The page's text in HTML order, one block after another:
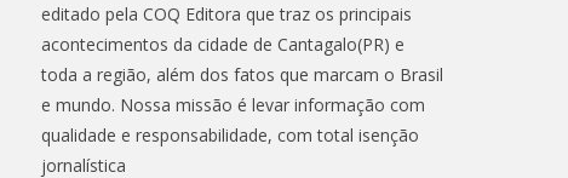
editado pela COQ Editora que traz os principais
acontecimentos da cidade de Cantagalo(PR) e
toda a região, além dos fatos que marcam o Brasil
e mundo. Nossa missão é levar informação com
qualidade e responsabilidade, com total isenção
jornalística